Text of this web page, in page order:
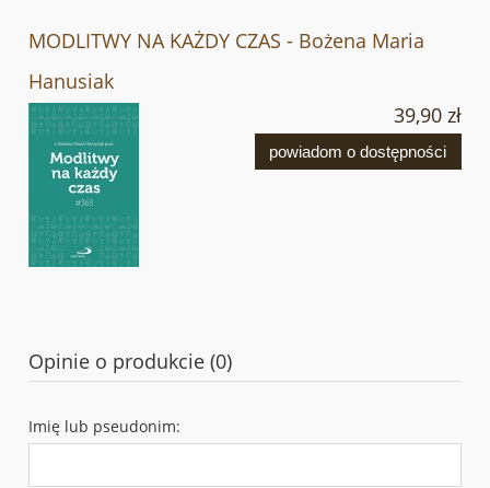
MODLITWY NA KAŻDY CZAS - Bożena Maria
Hanusiak
39,90 zł
powiadom o dostępności
Opinie o produkcie (0)
Imię lub pseudonim: